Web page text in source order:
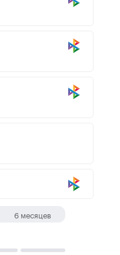
6 месяцев